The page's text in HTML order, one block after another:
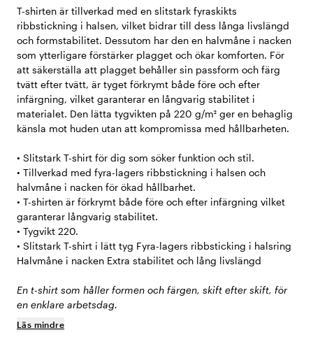
T-shirten är tillverkad med en slitstark fyraskikts
ribbstickning i halsen, vilket bidrar till dess långa livslängd
och formstabilitet. Dessutom har den en halvmåne i nacken
som ytterligare förstärker plagget och ökar komforten. För
att säkerställa att plagget behåller sin passform och färg
tvätt efter tvätt, är tyget förkrymt både före och efter
infärgning, vilket garanterar en långvarig stabilitet i
materialet. Den lätta tygvikten på 220 g/m² ger en behaglig
känsla mot huden utan att kompromissa med hållbarheten.
• Slitstark T-shirt för dig som söker funktion och stil.
• Tillverkad med fyra-lagers ribbstickning i halsen och
halvmåne i nacken för ökad hållbarhet.
• T-shirten är förkrymt både före och efter infärgning vilket
garanterar långvarig stabilitet.
• Tygvikt 220.
• Slitstark T-shirt i lätt tyg Fyra-lagers ribbsticking i halsring
Halvmåne i nacken Extra stabilitet och lång livslängd
En t-shirt som håller formen och färgen, skift efter skift, för
en enklare arbetsdag.
Läs mindre